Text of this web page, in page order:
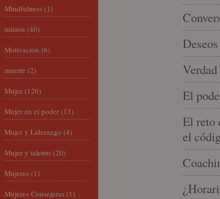
El
El reto
el
Mindfulness (1)
misión (40)
Motivación (6)
muerte (2)
Mujer (126)
Mujer en el poder (13)
Mujer y Liderazgo (4)
Mujer y talento (20)
Mujeres (1)
Mujeres Consejeras (1)